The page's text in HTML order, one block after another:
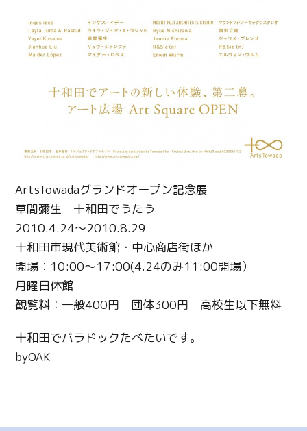
ArtsTowadaグランドオープン記念展
草間彌生 十和田でうたう
2010.4.24～2010.8.29
十和田市現代美術館・中心商店街ほか
開場：10:00～17:00(4.24のみ11:00開場）
月曜日休館
観覧料：一般400円 団体300円 高校生以下無料
十和田でバラドックたべたいです。
byOAK